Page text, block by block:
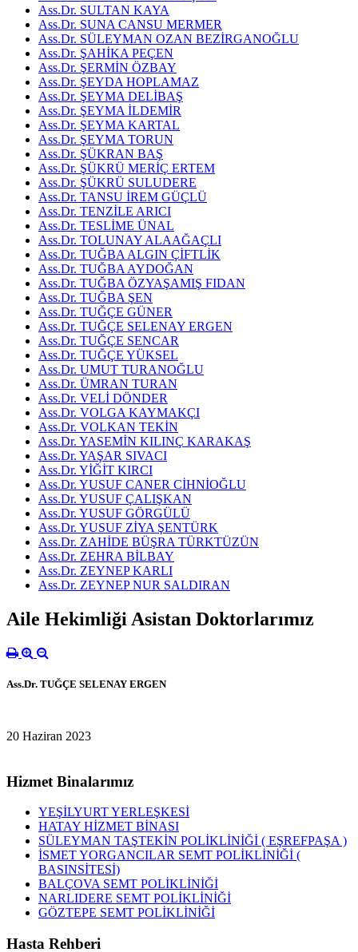
Ass.Dr. SULTAN KAYA
Ass.Dr. SUNA CANSU MERMER
Ass.Dr. SÜLEYMAN OZAN BEZİRGANOĞLU
Ass.Dr. ŞAHİKA PEÇEN
Ass.Dr. ŞERMİN ÖZBAY
Ass.Dr. ŞEYDA HOPLAMAZ
Ass.Dr. ŞEYMA DELİBAŞ
Ass.Dr. ŞEYMA İLDEMİR
Ass.Dr. ŞEYMA KARTAL
Ass.Dr. ŞEYMA TORUN
Ass.Dr. ŞÜKRAN BAŞ
Ass.Dr. ŞÜKRÜ MERİÇ ERTEM
Ass.Dr. ŞÜKRÜ SULUDERE
Ass.Dr. TANSU İREM GÜÇLÜ
Ass.Dr. TENZİLE ARICI
Ass.Dr. TESLİME ÜNAL
Ass.Dr. TOLUNAY ALAAĞAÇLI
Ass.Dr. TUĞBA ALGIN ÇİFTLİK
Ass.Dr. TUĞBA AYDOĞAN
Ass.Dr. TUĞBA ÖZYAŞAMIŞ FIDAN
Ass.Dr. TUĞBA ŞEN
Ass.Dr. TUĞÇE GÜNER
Ass.Dr. TUĞÇE SELENAY ERGEN
Ass.Dr. TUĞÇE SENCAR
Ass.Dr. TUĞÇE YÜKSEL
Ass.Dr. UMUT TURANOĞLU
Ass.Dr. ÜMRAN TURAN
Ass.Dr. VELİ DÖNDER
Ass.Dr. VOLGA KAYMAKÇI
Ass.Dr. VOLKAN TEKİN
Ass.Dr. YASEMİN KILINÇ KARAKAŞ
Ass.Dr. YAŞAR SIVACI
Ass.Dr. YİĞİT KIRCI
Ass.Dr. YUSUF CANER CİHNİOĞLU
Ass.Dr. YUSUF ÇALIŞKAN
Ass.Dr. YUSUF GÖRGÜLÜ
Ass.Dr. YUSUF ZİYA ŞENTÜRK
Ass.Dr. ZAHİDE BÜŞRA TÜRKTÜZÜN
Ass.Dr. ZEHRA BİLBAY
Ass.Dr. ZEYNEP KARLI
Ass.Dr. ZEYNEP NUR SALDIRAN
Aile Hekimliği Asistan Doktorlarımız
Ass.Dr. TUĞÇE SELENAY ERGEN
20 Haziran 2023
Hizmet Binalarımız
YEŞİLYURT YERLEŞKESİ
HATAY HİZMET BİNASI
SÜLEYMAN TAŞTEKİN POLİKLİNİĞİ ( EŞREFPAŞA )
İSMET YORGANCILAR SEMT POLİKLİNİĞİ (
BASINSİTESİ)
BALÇOVA SEMT POLİKLİNİĞİ
NARLIDERE SEMT POLİKLİNİĞİ
GÖZTEPE SEMT POLİKLİNİĞİ
Hasta Rehberi